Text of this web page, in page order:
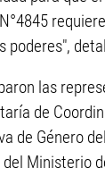
poderes",
las
de
de Género
Ministerio